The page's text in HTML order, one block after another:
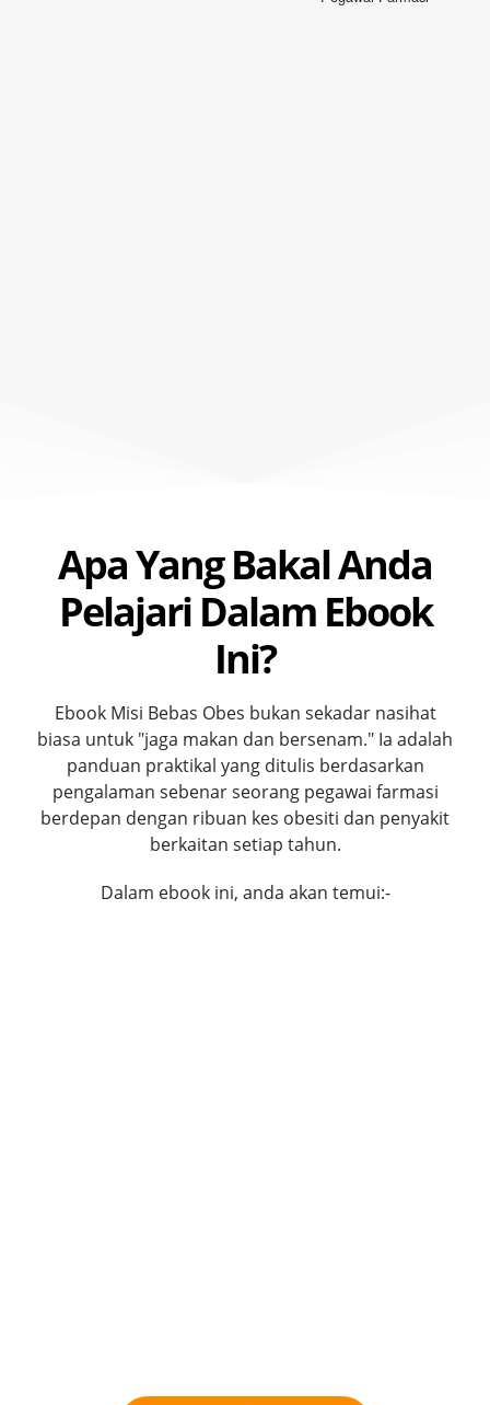
Apa Yang Bakal Anda
Pelajari Dalam Ebook
Ini?
Ebook Misi Bebas Obes bukan sekadar nasihat
biasa untuk "jaga makan dan bersenam." Ia adalah
panduan praktikal yang ditulis berdasarkan
pengalaman sebenar seorang pegawai farmasi
berdepan dengan ribuan kes obesiti dan penyakit
berkaitan setiap tahun.
Dalam ebook ini, anda akan temui:-